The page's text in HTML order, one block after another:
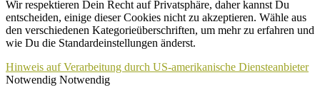
Wir respektieren Dein Recht auf Privatsphäre, daher kannst Du
entscheiden, einige dieser Cookies nicht zu akzeptieren. Wähle aus
den verschiedenen Kategorieüberschriften, um mehr zu erfahren und
wie Du die Standardeinstellungen änderst.
Hinweis auf Verarbeitung durch US-amerikanische Diensteanbieter
Notwendig Notwendig